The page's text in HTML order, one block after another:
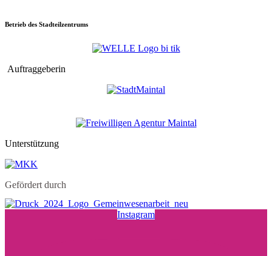
Betrieb des Stadteilzentrums
Auftraggeberin
Unterstützung
Gefördert durch
Instagram